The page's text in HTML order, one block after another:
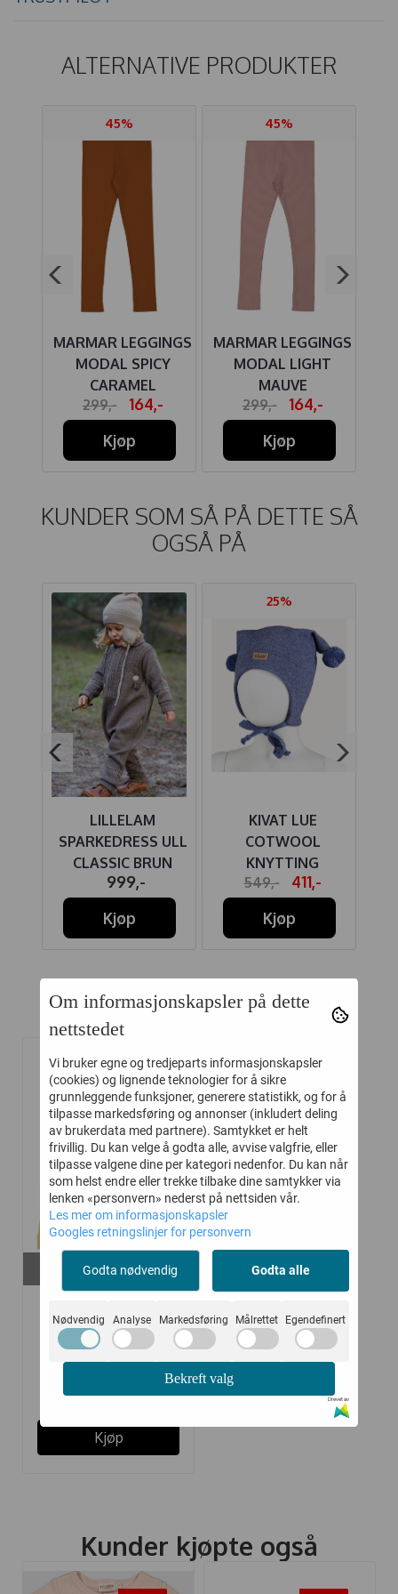
ALTERNATIVE PRODUKTER
45%
MARMAR LEGGINGS
MODAL SPICY
CARAMEL
299,-
164,-
Kjøp
45%
MARMAR LEGGINGS
MODAL LIGHT
MAUVE
299,-
164,-
Kjøp
KUNDER SOM SÅ PÅ DETTE SÅ
OGSÅ PÅ
LILLELAM
SPARKEDRESS ULL
CLASSIC BRUN
999,-
Kjøp
25%
KIVAT LUE
COTWOOL
KNYTTING
JEANSBLÅ
549,-
411,-
Kjøp
Relaterte produkter
-45%
80
POWELL BABY HAY
Kjøp
Kunder kjøpte også
Om informasjonskapsler på dette
nettstedet
Vi bruker egne og tredjeparts informasjonskapsler
(cookies) og lignende teknologier for å sikre
grunnleggende funksjoner, generere statistikk, og for å
tilpasse markedsføring og annonser (inkludert deling
av brukerdata med partnere). Samtykket er helt
frivillig. Du kan velge å godta alle, avvise valgfrie, eller
tilpasse valgene dine per kategori nedenfor. Du kan når
som helst endre eller trekke tilbake dine samtykker via
lenken «personvern» nederst på nettsiden vår.
Les mer om informasjonskapsler
Googles retningslinjer for personvern
Godta nødvendig Godta alle
Nødvendig Analyse Markedsføring Målrettet Egendefinert
Bekreft valg
Drevet av